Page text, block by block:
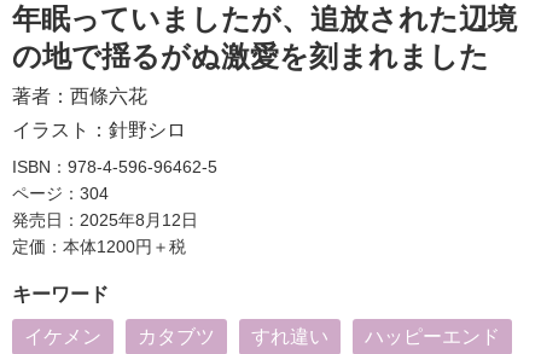
年眠っていましたが、追放された辺境
の地で揺るがぬ激愛を刻まれました
著者： 西條六花
イラスト： 針野シロ
ISBN：978-4-596-96462-5
ページ：304
発売日：2025年8月12日
定価：本体1200円＋税
キーワード
イケメン カタブツ すれ違い ハッピーエンド